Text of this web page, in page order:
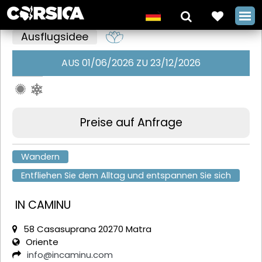
Roadtrip mit
einem Fiat
500 Oldtimer
auf den
Straßen
Korsikas mit In
Caminu
Ausflugsidee
AUS 01/06/2026 ZU 23/12/2026
Preise auf Anfrage
Wandern
Entfliehen Sie dem Alltag und entspannen Sie sich
IN CAMINU
58 Casasuprana 20270 Matra
Oriente
info@incaminu.com